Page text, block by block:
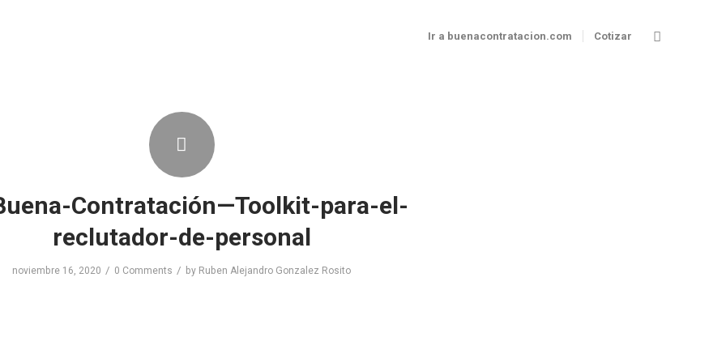
Ir a buenacontratacion.com Cotizar
Contratación—Toolkit-para-el-
reclutador-de-personal
noviembre 16, 2020 / 0 Comments / by Ruben Alejandro Gonzalez Rosito